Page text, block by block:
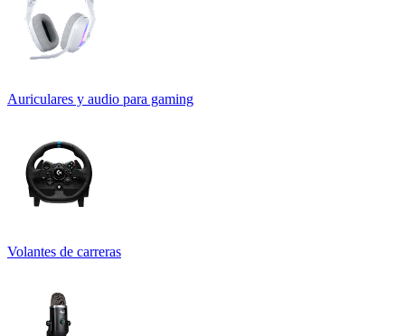
Auriculares y audio para gaming
Volantes de carreras